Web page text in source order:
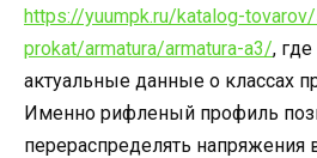
https://yuumpk.ru/katalog-
prokat/armatura/armatura-a3/,
актуальные данные о классах
Именно рифленый профиль
перераспределять напряжения